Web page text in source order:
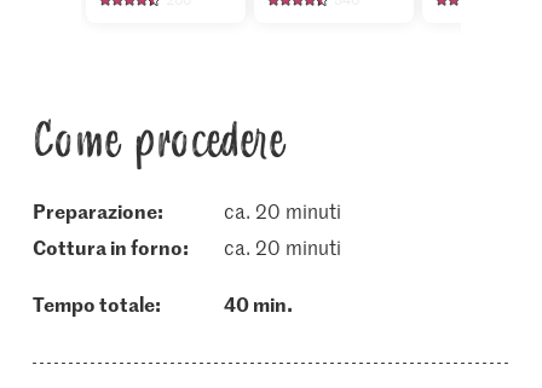
Come procedere
Preparazione:
ca. 20 minuti
cottura in forno:
ca. 20 minuti
Tempo totale: 40 min.